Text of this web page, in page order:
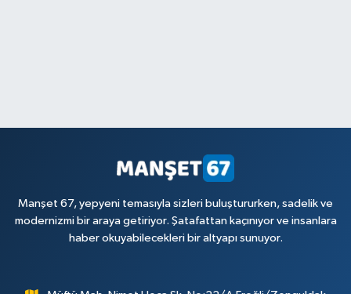
Manşet 67, yepyeni temasıyla sizleri buluştururken, sadelik ve
modernizmi bir araya getiriyor. Şatafattan kaçınıyor ve insanlara
haber okuyabilecekleri bir altyapı sunuyor.